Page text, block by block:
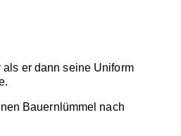
als er dann seine Uniform
Bauernlümmel nach